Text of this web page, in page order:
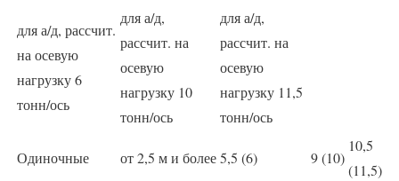
для а/д, рассчит.
на осевую
нагрузку 6
тонн/ось
для а/д,
рассчит. на
осевую
нагрузку 10
тонн/ось
для а/д,
рассчит. на
осевую
нагрузку 11,5
тонн/ось
Одиночные от 2,5 м и более5,5 (6) 9 (10)
10,5
(11,5)